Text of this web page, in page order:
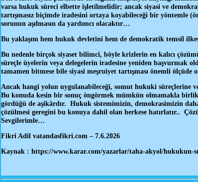
varsa hukuk süreci elbette işletilmelidir; ancak siyasi ve
tartışmasız biçimde iradesini ortaya koyabileceği bir yöntemle
sorunun aşılmasın da yardımcı olacaktır…
Bu yaklaşım hem hukuk devletini hem de demokratik temsil
Bu nedenle birçok siyaset bilimci, böyle krizlerin en kalıcı
süreçle üyelerin veya delegelerin iradesine yeniden başvurmak
tamamen bitmese bile siyasi meşruiyet tartışması önemli
Ancak hangi yolun uygulanabileceği, somut hukuki süreçlerine
Bu konuda kesin bir sonuç öngörmek mümkün olmamakla
gördüğü de aşikârdır. Hukuk sistemimizin, demokrasimizin
çözülmesi geregini bu konuya dahil olan herkese hatırlatır..
Sevgilerimle…
Fikri Adil vatandasfikri.com – 7.6.2026
Kaynak : https://www.karar.com/yazarlar/taha-akyol/hukukun-